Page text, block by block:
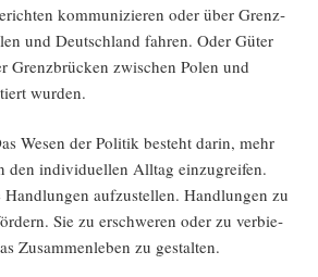
kom­mu­ni­zie­ren oder über Grenz­
und Deutsch­land fah­ren. Oder Güter
Grenz­brü­cken zwi­schen Polen und
wurden.
Wesen der Poli­tik besteht dar­in, mehr
den indi­vi­du­el­len All­tag ein­zu­grei­fen.
auf­zu­stel­len. Hand­lun­gen zu
Sie zu erschwe­ren oder zu ver­bie­
Zusam­men­le­ben zu gestalten.